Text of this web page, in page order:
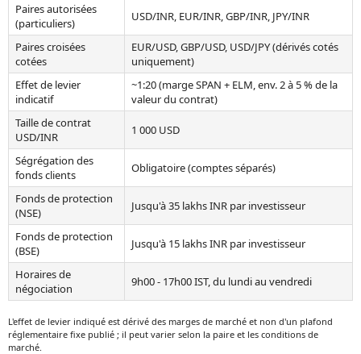
Paires autorisées
(particuliers)
USD/INR, EUR/INR, GBP/INR, JPY/INR
Paires croisées
cotées
EUR/USD, GBP/USD, USD/JPY (dérivés cotés
uniquement)
Effet de levier
indicatif
~1:20 (marge SPAN + ELM, env. 2 à 5 % de la
valeur du contrat)
Taille de contrat
USD/INR
1 000 USD
Ségrégation des
fonds clients
Obligatoire (comptes séparés)
Fonds de protection
(NSE)
Jusqu'à 35 lakhs INR par investisseur
Fonds de protection
(BSE)
Jusqu'à 15 lakhs INR par investisseur
Horaires de
négociation
9h00 - 17h00 IST, du lundi au vendredi
L'effet de levier indiqué est dérivé des marges de marché et non d'un plafond
réglementaire fixe publié ; il peut varier selon la paire et les conditions de
marché.